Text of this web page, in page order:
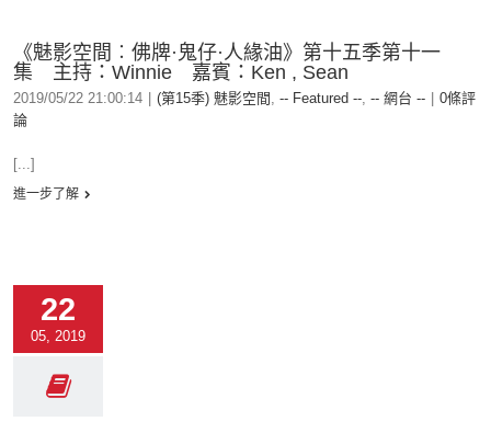
《魅影空間︰佛牌·鬼仔·人緣油》第十五季第十一
集 主持：Winnie 嘉賓：Ken , Sean
2019/05/22 21:00:14 (第15季) 魅影空間 , -- Featured --, -- 網台 --
0條評
論
[...]
進一步了解
22
05, 2019